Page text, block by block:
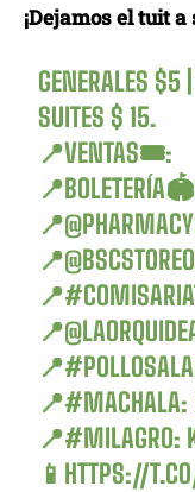
¡Dejamos el tuit
GENERALES $5
SUITES $ 15.
📍VENTAS🎟:
📍BOLETERÍA🏟
📍
📍
📍
📍
📍
📍#MACHALA:
📍#MILAGRO:
📱 HTTPS://